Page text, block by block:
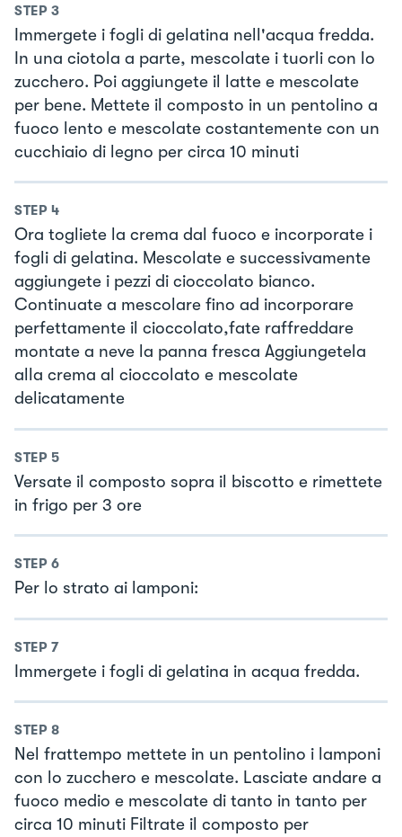
STEP 3
Immergete i fogli di gelatina nell'acqua fredda.
In una ciotola a parte, mescolate i tuorli con lo
zucchero. Poi aggiungete il latte e mescolate
per bene. Mettete il composto in un pentolino a
fuoco lento e mescolate costantemente con un
cucchiaio di legno per circa 10 minuti
STEP 4
Ora togliete la crema dal fuoco e incorporate i
fogli di gelatina. Mescolate e successivamente
aggiungete i pezzi di cioccolato bianco.
Continuate a mescolare fino ad incorporare
perfettamente il cioccolato,fate raffreddare
montate a neve la panna fresca Aggiungetela
alla crema al cioccolato e mescolate
delicatamente
STEP 5
Versate il composto sopra il biscotto e rimettete
in frigo per 3 ore
STEP 6
Per lo strato ai lamponi:
STEP 7
Immergete i fogli di gelatina in acqua fredda.
STEP 8
Nel frattempo mettete in un pentolino i lamponi
con lo zucchero e mescolate. Lasciate andare a
fuoco medio e mescolate di tanto in tanto per
circa 10 minuti Filtrate il composto per